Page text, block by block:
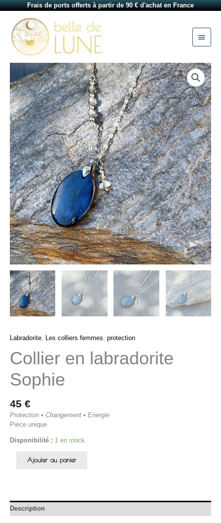
Frais de ports offerts à partir de 90 € d'achat en France
Aller
contenu
Labradorite, Les colliers femmes, protection
Collier en labradorite
Sophie
45 €
Protection • Changement • Energie
Pièce unique
Disponibilité : 1 en stock
quantité
Collier
en
labradorite
Sophie
Ajouter au panier
Description